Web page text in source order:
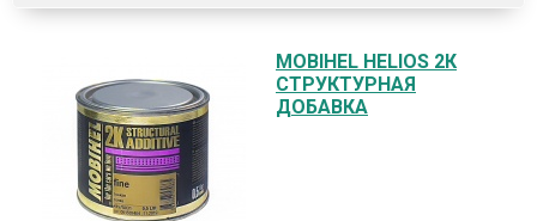
MOBIHEL HELIOS 2К
СТРУКТУРНАЯ
ДОБАВКА